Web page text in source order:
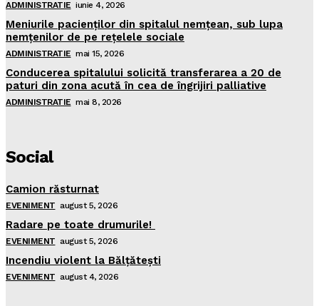
ADMINISTRATIE iunie 4, 2026
Meniurile pacienţilor din spitalul nemţean, sub lupa
nemţenilor de pe reţelele sociale
ADMINISTRATIE mai 15, 2026
Conducerea spitalului solicită transferarea a 20 de
paturi din zona acută în cea de îngrijiri palliative
ADMINISTRATIE mai 8, 2026
Social
Camion răsturnat
EVENIMENT august 5, 2026
Radare pe toate drumurile!
EVENIMENT august 5, 2026
Incendiu violent la Bălţăteşti
EVENIMENT august 4, 2026